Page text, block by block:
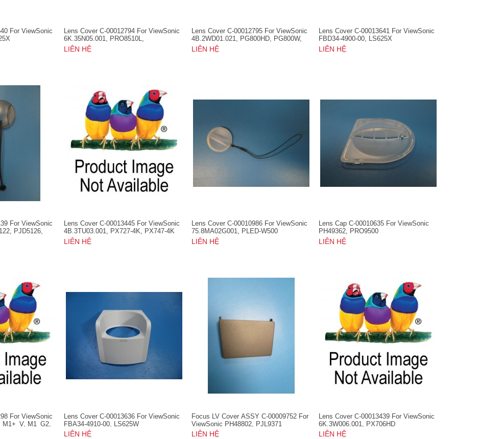
For ViewSonic
Lens Cover C-00012794 For ViewSonic
6K.35N05.001, PRO8510L,
PRO8520WL, PRO8530HDL, VS16369
LIÊN HỆ
Lens Cover C-00012795 For ViewSonic
4B.2WD01.021, PG800HD, PG800W,
PG800X, PRO8510L, PRO8520WL,
PRO8530HDL, PRO8800WUL,
LIÊN HỆ
Lens Cover C-00013641 For ViewSonic
FBD34-4900-00, LS625X
LIÊN HỆ
For ViewSonic
PJD5126,
Lens Cover C-00013445 For ViewSonic
4B.3TU03.001, PX727-4K, PX747-4K
LIÊN HỆ
Lens Cover C-00010986 For ViewSonic
75.8MA02G001, PLED-W500
LIÊN HỆ
Lens Cap C-00010635 For ViewSonic
PH49362, PRO9500
LIÊN HỆ
For ViewSonic
M1_G2,
Lens Cover C-00013636 For ViewSonic
FBA34-4910-00, LS625W
LIÊN HỆ
Focus LV Cover ASSY C-00009752 For
ViewSonic PH48802, PJL9371
LIÊN HỆ
Lens Cover C-00013439 For ViewSonic
6K.3W006.001, PX706HD
LIÊN HỆ